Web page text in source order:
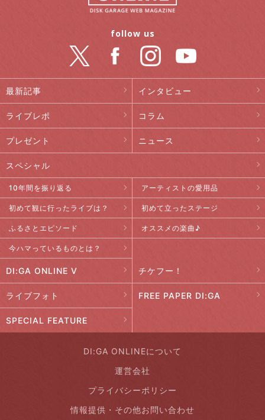
最新記事 インタビュー
ライブレポ コラム
プレゼント ニュース
スペシャル
10年間を振り返る アーティストの愛用品
初めて観に行ったライブは？ 初めて立ったステージ
ふるさとエピソード オススメの楽曲♪
今ハマっているものとは？
DI:GA ONLINE V チケフー！
ライブフォト FREE PAPER DI:GA
SPECIAL FEATURE
follow us
DI:GA ONLINEについて
運営会社
プライバシーポリシー
情報提供・その他お問い合わせ